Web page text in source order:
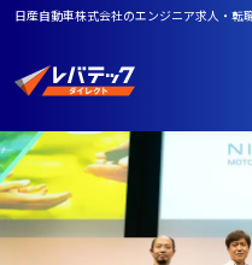
日産自動車株式会社のエンジニア求人・